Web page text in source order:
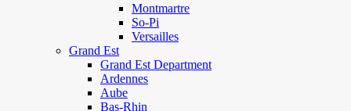
Montmartre
So-Pi
Versailles
Grand Est
Grand Est Department
Ardennes
Aube
Bas-Rhin